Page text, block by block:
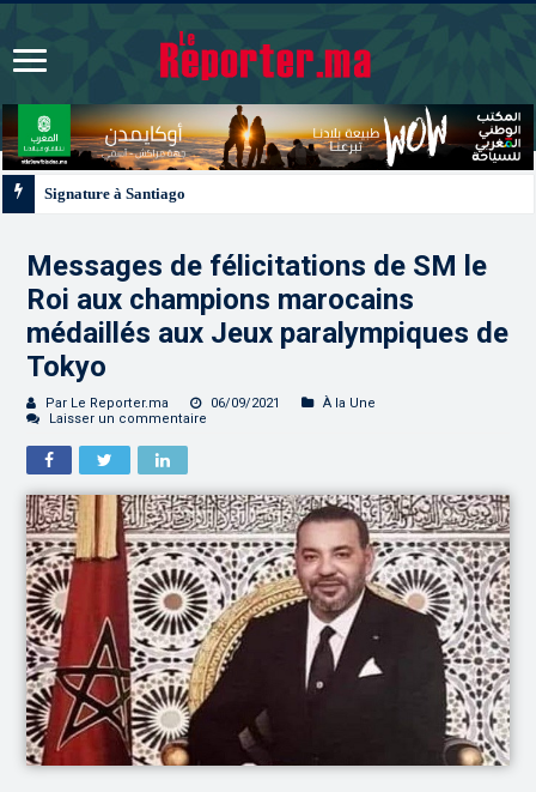
Messages de félicitations de SM le
Roi aux champions marocains
médaillés aux Jeux paralympiques de
Tokyo
Par Le Reporter.ma 06/09/2021
À la Une
Laisser un commentaire